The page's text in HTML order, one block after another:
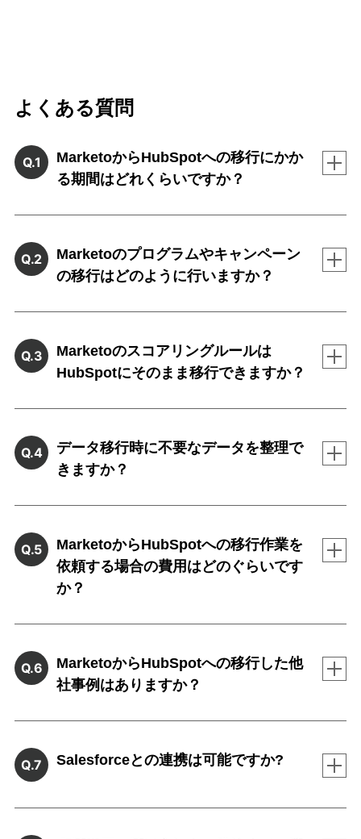
よくある質問
Q.1
MarketoからHubSpotへの移行にかか
る期間はどれくらいですか？
Q.2
Marketoのプログラムやキャンペーン
の移行はどのように行いますか？
Q.3
Marketoのスコアリングルールは
HubSpotにそのまま移行できますか？
Q.4
データ移行時に不要なデータを整理で
きますか？
Q.5
MarketoからHubSpotへの移行作業を
依頼する場合の費用はどのぐらいです
か？
Q.6
MarketoからHubSpotへの移行した他
社事例はありますか？
Q.7 Salesforceとの連携は可能ですか?